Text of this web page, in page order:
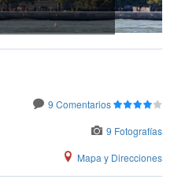
9 Comentarios
9 Fotografías
Mapa y Direcciones